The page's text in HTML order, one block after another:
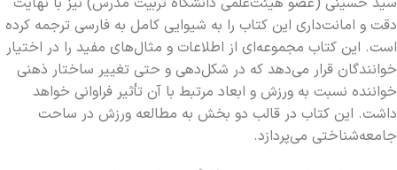
دقت و امانت‌داری این کتاب را به شیوایی کامل به فارسی ترجمه کرده
است. این کتاب مجموعه‌ای از اطلاعات و مثال‌های مفید را در اختیار
خوانندگان قرار می‌دهد که در شکل‌دهی و حتی تغییر ساختار ذهنی
خواننده نسبت به ورزش و ابعاد مرتبط با آن تأثیر فراوانی خواهد
داشت. این کتاب در قالب دو بخش به مطالعه ورزش در ساحت
جامعه‌شناختی می‌پردازد.